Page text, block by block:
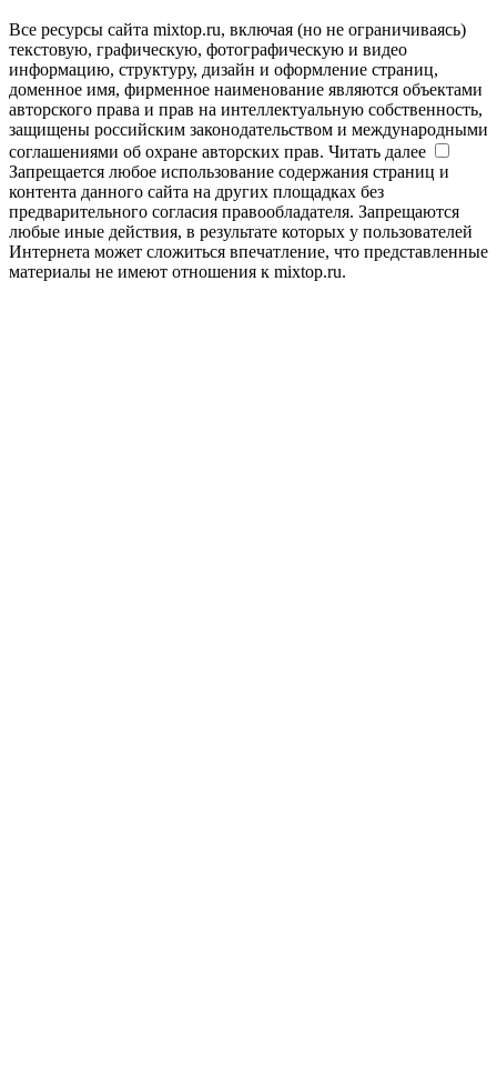
Все ресурсы сайта mixtop.ru, включая (но не ограничиваясь)
текстовую, графическую, фотографическую и видео
информацию, структуру, дизайн и оформление страниц,
доменное имя, фирменное наименование являются объектами
авторского права и прав на интеллектуальную собственность,
защищены российским законодательством и международными
соглашениями об охране авторских прав. Читать далее
Запрещается любое использование содержания страниц и
контента данного сайта на других площадках без
предварительного согласия правообладателя. Запрещаются
любые иные действия, в результате которых у пользователей
Интернета может сложиться впечатление, что представленные
материалы не имеют отношения к mixtop.ru.